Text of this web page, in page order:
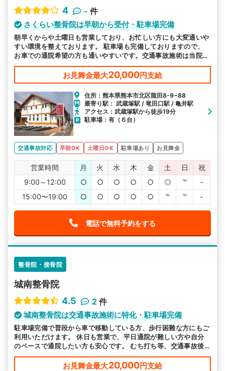
4
- 件
さくらい整骨院は早朝から受付・駐車場完備
朝早くからや土曜日も営業しており、お忙しい方にも大変通いや
すい環境を整えております。 駐車場も完備しておりますので、
お車での通院希望の方も通いやすいです。交通事故施術は当院に
お任せください。
お見舞金最大20,000円支給
住所：熊本県熊本市北区龍田8-9−88
最寄り駅： 武蔵塚駅 / 竜田口駅 / 亀井駅
アクセス：武蔵塚駅から徒歩19分
駐車場：有（６台）
交通事故対応 早朝OK 土曜日OK 駐車場あり お見舞金
営業時間 月 火 水 木 金 土 日
祝
9:00～12:00
○ ○ ○ ○ ○ ◎ ℡
-
15:00〜19:00
○ ○ ○ ○ ○ ℡ ℡ -
電話で無料予約をする
整骨院・接骨院
城南整骨院
4.5
2 件
城南整骨院は交通事故施術に特化・駐車場完備
駐車場完備で普段から車で移動している方、歩行困難な方にもご
利用いただけます。 休日も営業で、平日通院が難しい方や自分
のペースで通院したい方も安心です。 むち打ち等、交通事故後
の各症状の施術を得意としています。
お見舞金最大20,000円支給